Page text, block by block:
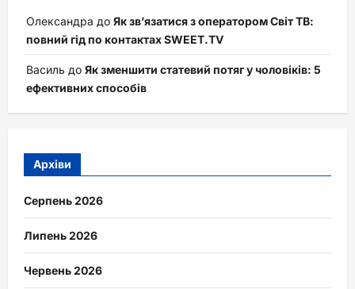
Олександра до Як зв’язатися з оператором Світ ТВ:
повний гід по контактах SWEET.TV
Василь до Як зменшити статевий потяг у чоловіків: 5
ефективних способів
Архіви
Серпень 2026
Липень 2026
Червень 2026